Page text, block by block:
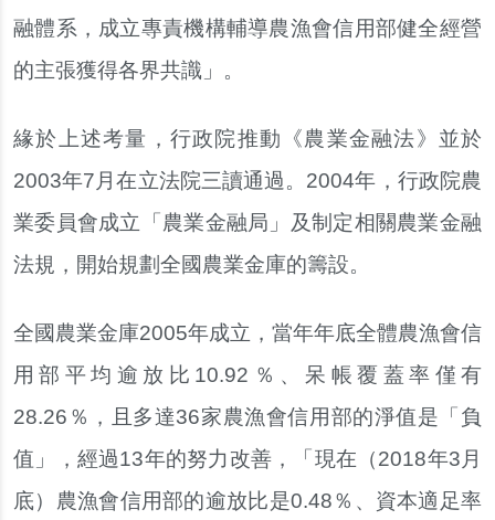
融體系，成立專責機構輔導農漁會信用部健全經營
的主張獲得各界共識」。
緣於上述考量，行政院推動《農業金融法》並於
2003年7月在立法院三讀通過。2004年，行政院農
業委員會成立「農業金融局」及制定相關農業金融
法規，開始規劃全國農業金庫的籌設。
全國農業金庫2005年成立，當年年底全體農漁會信
用部平均逾放比10.92％、呆帳覆蓋率僅有
28.26％，且多達36家農漁會信用部的淨值是「負
值」，經過13年的努力改善，「現在（2018年3月
底）農漁會信用部的逾放比是0.48％、資本適足率